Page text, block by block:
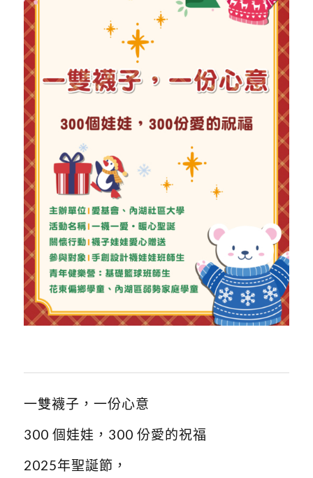
一雙襪子，一份心意
300 個娃娃，300 份愛的祝福
2025年聖誕節，